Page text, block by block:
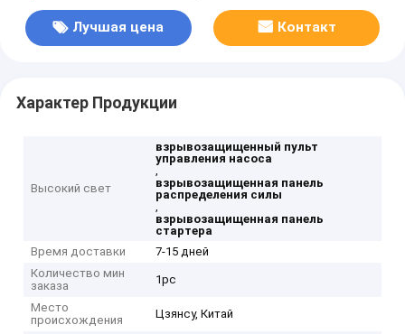
Лучшая цена Контакт
Характер Продукции
Высокий свет
взрывозащищенный пульт
управления насоса
,
взрывозащищенная панель
распределения силы
,
взрывозащищенная панель
стартера
Время доставки
7-15 дней
Количество мин
заказа
1pc
Место
происхождения
Цзянсу, Китай